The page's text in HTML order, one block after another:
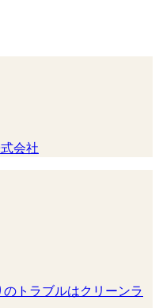
会社
トラブルはクリーンラ